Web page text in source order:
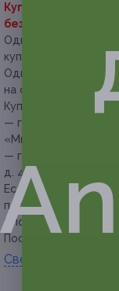
Купон дает право
без ограничения
Один человек может
купонов для себя
Один купон
на одно посещение.
Купон действует
— г. Брянск,
«Миграционного
— г. Брянск,
д. 4 (гипермаркет
Если вы идете
покупать купон на
Способы оплаты:
Посмотреть
Свернуть